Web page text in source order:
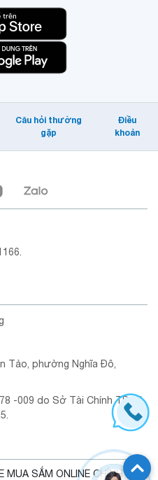
Câu hỏi thường
gặp
Điều
khoản
Tảo, phường Nghĩa Đô,
-009 do Sở Tài Chính TP. Hà
MUA SẮM ONLINE CHÍNH